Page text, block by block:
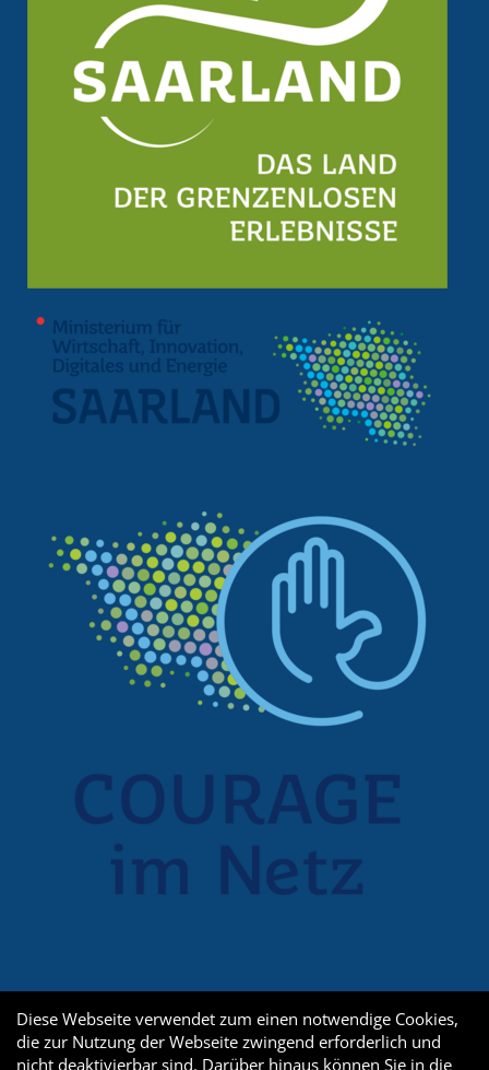
Diese Webseite verwendet zum einen notwendige Cookies,
die zur Nutzung der Webseite zwingend erforderlich und
nicht deaktivierbar sind. Darüber hinaus können Sie in die